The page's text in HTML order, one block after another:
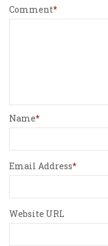
Comment
Name
Email Address
Website URL